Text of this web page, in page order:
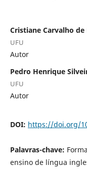
Cristiane Carvalho
UFU
Autor
Pedro Henrique
UFU
Autor
DOI: https://doi.org/
Palavras-chave:
ensino de língua